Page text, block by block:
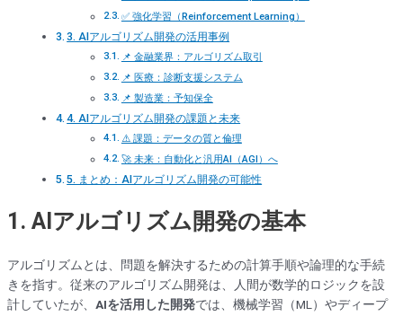
✅ 強化学習（Reinforcement Learning）
3. AIアルゴリズム開発の活用事例
📌 金融業界：アルゴリズム取引
📌 医療：診断支援システム
📌 製造業：予知保全
4. AIアルゴリズム開発の課題と未来
⚠️ 課題：データの質と倫理
🚀 未来：自動化と汎用AI（AGI）へ
5. まとめ：AIアルゴリズム開発の可能性
1. AIアルゴリズム開発の基本
アルゴリズムとは、問題を解決するための計算手順や論理的な手続
きを指す。従来のアルゴリズム開発は、人間が数学的ロジックを設
計していたが、 AIを活用した開発では、機械学習（ML）やディープ